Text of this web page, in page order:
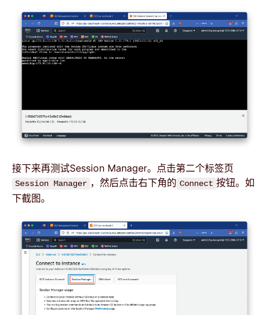
接下来再测试Session Manager。点击第二个标签页
Session Manager ，然后点击右下角的 Connect 按钮。如
下截图。